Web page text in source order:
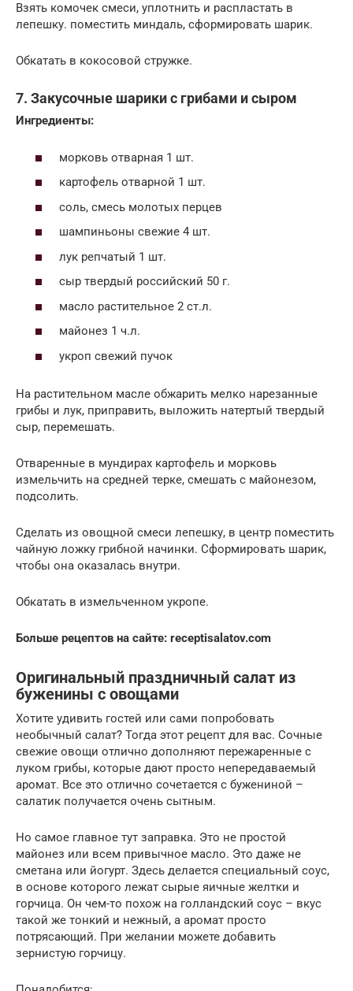
Взять комочек смеси, уплотнить и распластать в
лепешку. поместить миндаль, сформировать шарик.
Обкатать в кокосовой стружке.
7. Закусочные шарики с грибами и сыром
Ингредиенты:
морковь отварная 1 шт.
картофель отварной 1 шт.
соль, смесь молотых перцев
шампиньоны свежие 4 шт.
лук репчатый 1 шт.
сыр твердый российский 50 г.
масло растительное 2 ст.л.
майонез 1 ч.л.
укроп свежий пучок
На растительном масле обжарить мелко нарезанные
грибы и лук, приправить, выложить натертый твердый
сыр, перемешать.
Отваренные в мундирах картофель и морковь
измельчить на средней терке, смешать с майонезом,
подсолить.
Сделать из овощной смеси лепешку, в центр поместить
чайную ложку грибной начинки. Сформировать шарик,
чтобы она оказалась внутри.
Обкатать в измельченном укропе.
Больше рецептов на сайте: receptisalatov.com
Оригинальный праздничный салат из
буженины с овощами
Хотите удивить гостей или сами попробовать
необычный салат? Тогда этот рецепт для вас. Сочные
свежие овощи отлично дополняют пережаренные с
луком грибы, которые дают просто непередаваемый
аромат. Все это отлично сочетается с бужениной –
салатик получается очень сытным.
Но самое главное тут заправка. Это не простой
майонез или всем привычное масло. Это даже не
сметана или йогурт. Здесь делается специальный соус,
в основе которого лежат сырые яичные желтки и
горчица. Он чем-то похож на голландский соус – вкус
такой же тонкий и нежный, а аромат просто
потрясающий. При желании можете добавить
зернистую горчицу.